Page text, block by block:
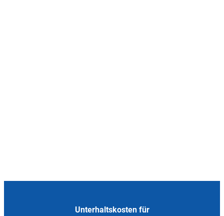
Unterhaltskosten für